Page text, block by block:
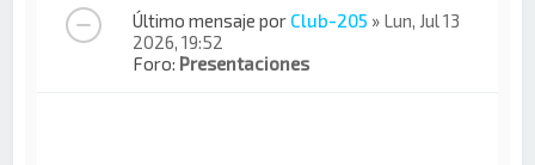
Último mensaje por Club-205 » Lun, Jul 13
2026, 19:52
Foro: Presentaciones